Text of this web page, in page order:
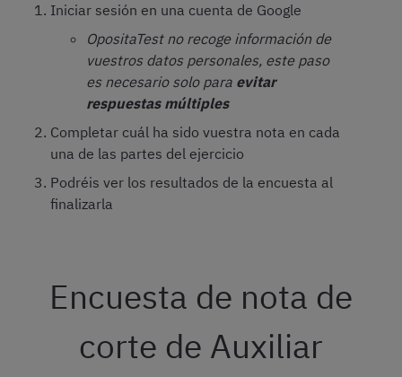
Iniciar sesión en una cuenta de Google
OpositaTest no recoge información de
vuestros datos personales, este paso
es necesario solo para evitar
respuestas múltiples
Completar cuál ha sido vuestra nota en cada
una de las partes del ejercicio
Podréis ver los resultados de la encuesta al
finalizarla
Encuesta de nota de
corte de Auxiliar